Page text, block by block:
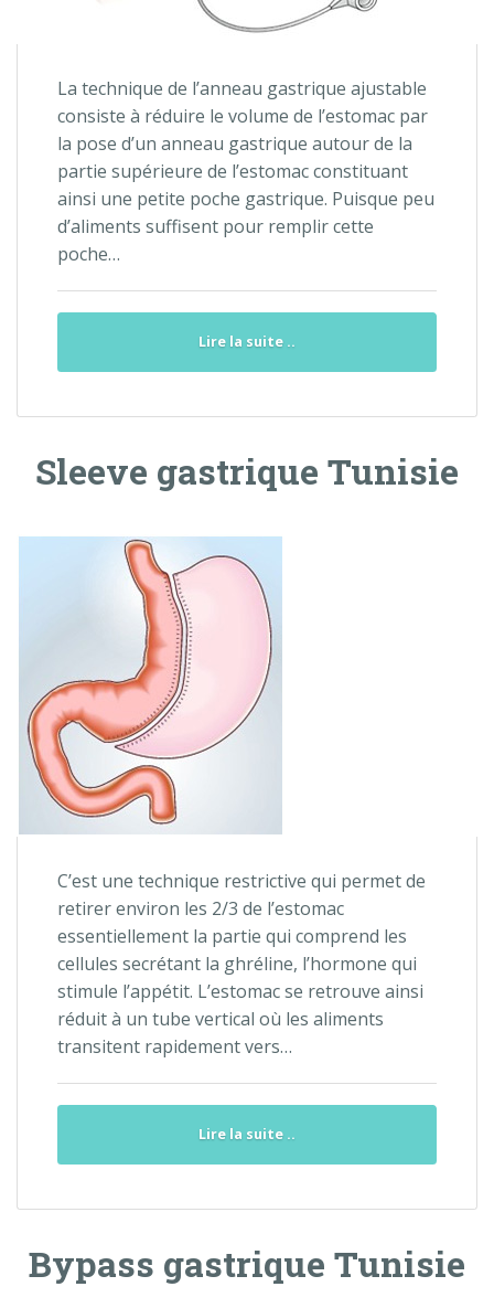
La technique de l’anneau gastrique ajustable
consiste à réduire le volume de l’estomac par
la pose d’un anneau gastrique autour de la
partie supérieure de l’estomac constituant
ainsi une petite poche gastrique. Puisque peu
d’aliments suffisent pour remplir cette
poche…
Lire la suite ..
Sleeve gastrique Tunisie
C’est une technique restrictive qui permet de
retirer environ les 2/3 de l’estomac
essentiellement la partie qui comprend les
cellules secrétant la ghréline, l’hormone qui
stimule l’appétit. L’estomac se retrouve ainsi
réduit à un tube vertical où les aliments
transitent rapidement vers…
Lire la suite ..
Bypass gastrique Tunisie